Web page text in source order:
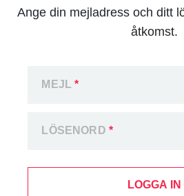
Ange din mejladress och ditt
åtkomst.
MEJL*
LÖSENORD *
LOGGA IN